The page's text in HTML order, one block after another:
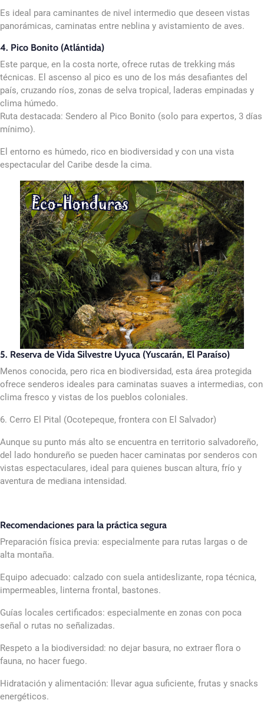
Es ideal para caminantes de nivel intermedio que deseen vistas
panorámicas, caminatas entre neblina y avistamiento de aves.
4. Pico Bonito (Atlántida)
Este parque, en la costa norte, ofrece rutas de trekking más
técnicas. El ascenso al pico es uno de los más desafiantes del
país, cruzando ríos, zonas de selva tropical, laderas empinadas y
clima húmedo.
Ruta destacada: Sendero al Pico Bonito (solo para expertos, 3 días
mínimo).
El entorno es húmedo, rico en biodiversidad y con una vista
espectacular del Caribe desde la cima.
5. Reserva de Vida Silvestre Uyuca (Yuscarán, El Paraíso)
Menos conocida, pero rica en biodiversidad, esta área protegida
ofrece senderos ideales para caminatas suaves a intermedias, con
clima fresco y vistas de los pueblos coloniales.
6. Cerro El Pital (Ocotepeque, frontera con El Salvador)
Aunque su punto más alto se encuentra en territorio salvadoreño,
del lado hondureño se pueden hacer caminatas por senderos con
vistas espectaculares, ideal para quienes buscan altura, frío y
aventura de mediana intensidad.
Recomendaciones para la práctica segura
Preparación física previa: especialmente para rutas largas o de
alta montaña.
Equipo adecuado: calzado con suela antideslizante, ropa técnica,
impermeables, linterna frontal, bastones.
Guías locales certificados: especialmente en zonas con poca
señal o rutas no señalizadas.
Respeto a la biodiversidad: no dejar basura, no extraer flora o
fauna, no hacer fuego.
Hidratación y alimentación: llevar agua suficiente, frutas y snacks
energéticos.